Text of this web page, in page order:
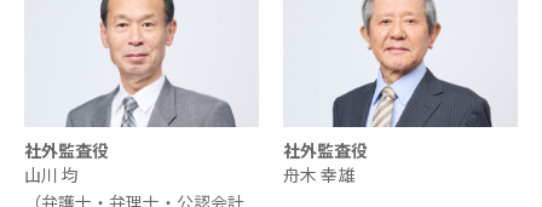
社外監査役
山川 均
（弁護士・弁理士・公認会計
社外監査役
舟木 幸雄